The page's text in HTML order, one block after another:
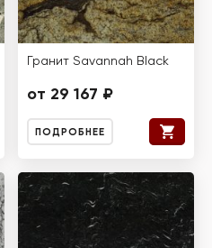
Гранит Savannah Black
от 29 167 ₽
ПОДРОБНЕЕ